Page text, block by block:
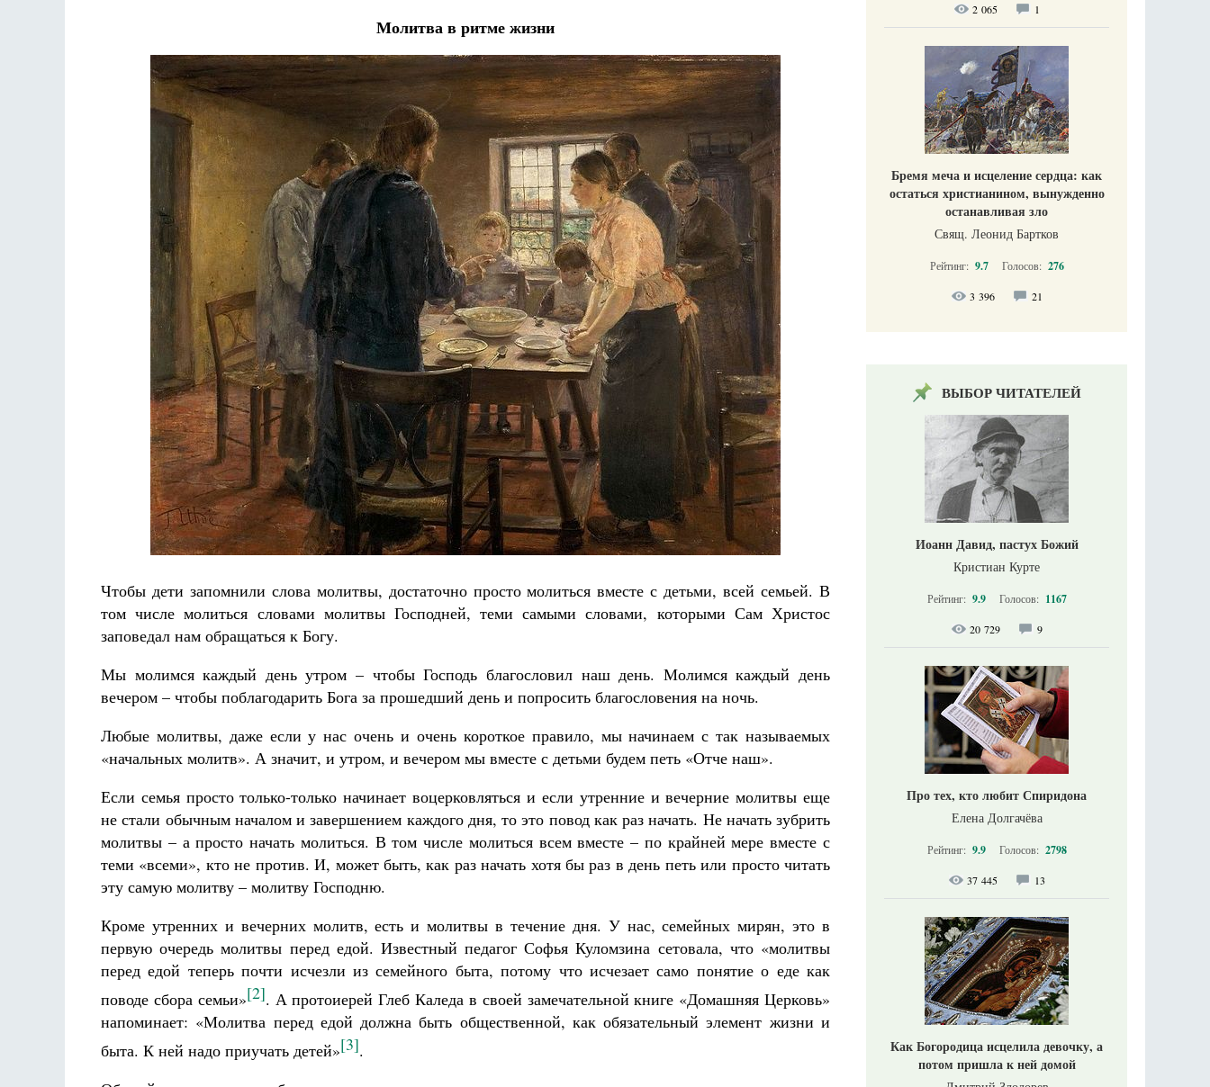
Молитва в ритме жизни
Чтобы дети запомнили слова молитвы, достаточно просто молиться вместе с детьми, всей семьей. В
том числе молиться словами молитвы Господней, теми самыми словами, которыми Сам Христос
заповедал нам обращаться к Богу.
Мы молимся каждый день утром – чтобы Господь благословил наш день. Молимся каждый день
вечером – чтобы поблагодарить Бога за прошедший день и попросить благословения на ночь.
Любые молитвы, даже если у нас очень и очень короткое правило, мы начинаем с так называемых
«начальных молитв». А значит, и утром, и вечером мы вместе с детьми будем петь «Отче наш».
Если семья просто только-только начинает воцерковляться и если утренние и вечерние молитвы еще
не стали обычным началом и завершением каждого дня, то это повод как раз начать. Не начать зубрить
молитвы – а просто начать молиться. В том числе молиться всем вместе – по крайней мере вместе с
теми «всеми», кто не против. И, может быть, как раз начать хотя бы раз в день петь или просто читать
эту самую молитву – молитву Господню.
Кроме утренних и вечерних молитв, есть и молитвы в течение дня. У нас, семейных мирян, это в
первую очередь молитвы перед едой. Известный педагог Софья Куломзина сетовала, что «молитвы
перед едой теперь почти исчезли из семейного быта, потому что исчезает само понятие о еде как
поводе сбора семьи»[2]. А протоиерей Глеб Каледа в своей замечательной книге «Домашняя Церковь»
напоминает: «Молитва перед едой должна быть общественной, как обязательный элемент жизни и
быта. К ней надо приучать детей»[3].
2 065 1
Бремя меча и исцеление сердца: как
остаться христианином, вынужденно
останавливая зло
Свящ. Леонид Бартков
Рейтинг: 9.7 Голосов: 276
3 396 21
ВЫБОР ЧИТАТЕЛЕЙ
Иоанн Давид, пастух Божий
Кристиан Курте
Рейтинг: 9.9 Голосов: 1167
20 729 9
Про тех, кто любит Спиридона
Елена Долгачёва
Рейтинг: 9.9 Голосов: 2798
37 445 13
Как Богородица исцелила девочку, а
потом пришла к ней домой